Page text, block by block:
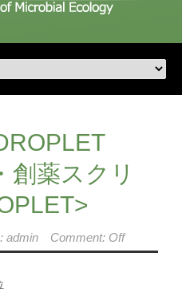
創薬スクリ
admin Comment: Off